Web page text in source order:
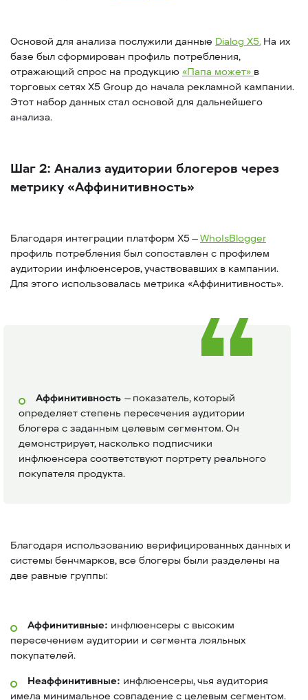
Основой для анализа послужили данные Dialog X5.На их
базе был сформирован профиль потребления,
отражающий спрос на продукцию «Папа может» в
торговых сетях X5 Group до начала рекламной кампании.
Этот набор данных стал основой для дальнейшего
анализа.
Шаг 2: Анализ аудитории блогеров через
метрику «Аффинитивность»
Благодаря интеграции платформ X5 —WhoIsBlogger
профиль потребления был сопоставлен с профилем
аудитории инфлюенсеров, участвовавших в кампании.
Для этого использовалась метрика «Аффинитивность».
Аффинитивность — показатель, который
определяет степень пересечения аудитории
блогера с заданным целевым сегментом. Он
демонстрирует, насколько подписчики
инфлюенсера соответствуют портрету реального
покупателя продукта.
Благодаря использованию верифицированных данных и
системы бенчмарков, все блогеры были разделены на
две равные группы:
Аффинитивные: инфлюенсеры с высоким
пересечением аудитории и сегмента лояльных
покупателей.
Неаффинитивные: инфлюенсеры, чья аудитория
имела минимальное совпадение с целевым сегментом.